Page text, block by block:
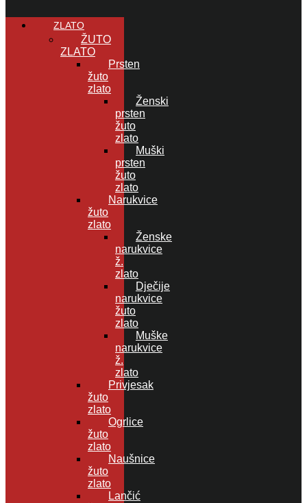
ZLATO
ŽUTO
ZLATO
Prsten
žuto
zlato
Ženski
prsten
žuto
zlato
Muški
prsten
žuto
zlato
Narukvice
žuto
zlato
Ženske
narukvice
ž.
zlato
Dječije
narukvice
žuto
zlato
Muške
narukvice
ž.
zlato
Privjesak
žuto
zlato
Ogrlice
žuto
zlato
Naušnice
žuto
zlato
Lančić